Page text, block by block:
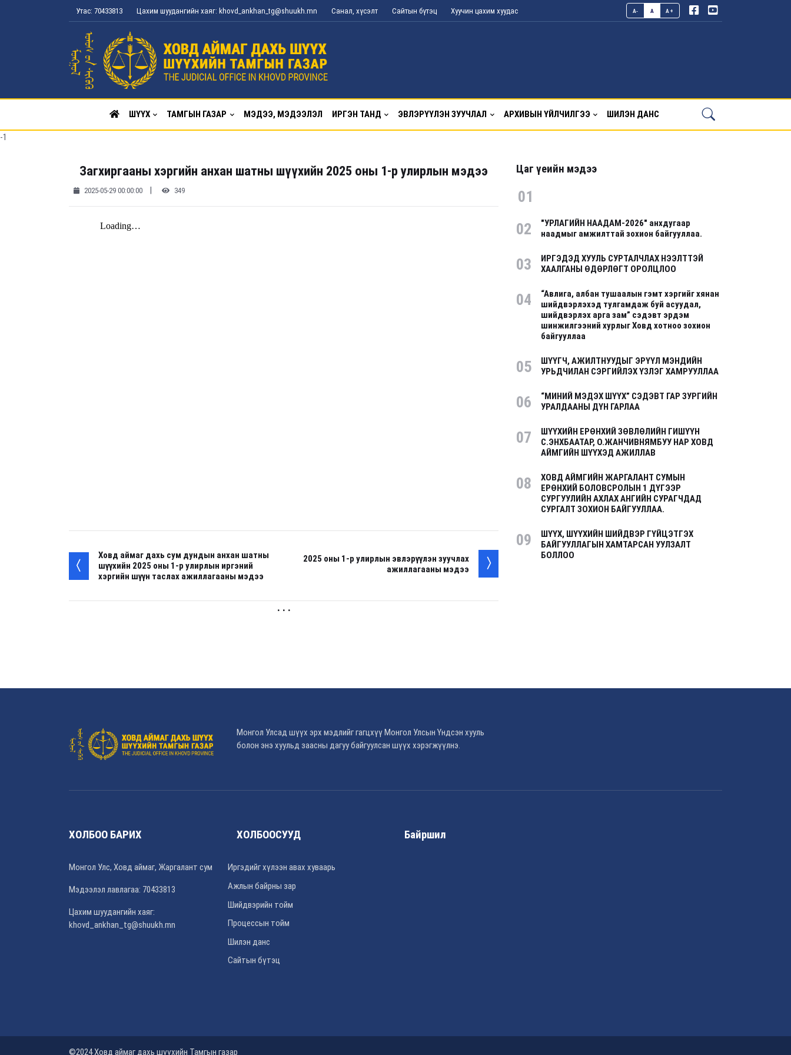
Утас: 70433813 Цахим шуудангийн хаяг: khovd_ankhan_tg@shuukh.mn Санал, хүсэлт Сайтын бүтэц Хуучин цахим хуудас A- A A+
ШҮҮХ ТАМГЫН ГАЗАР МЭДЭЭ, МЭДЭЭЛЭЛ ИРГЭН ТАНД ЭВЛЭРҮҮЛЭН ЗУУЧЛАЛ АРХИВЫН ҮЙЛЧИЛГЭЭ ШИЛЭН ДАНС
-1
Загхиргааны хэргийн анхан шатны шүүхийн 2025 оны 1-р улирлын мэдээ
2025-05-29 00:00:00 | 349
Ховд аймаг дахь сум дундын анхан шатны
шүүхийн 2025 оны 1-р улирлын иргэний
хэргийн шүүн таслах ажиллагааны мэдээ
2025 оны 1-р улирлын эвлэрүүлэн зуучлах
ажиллагааны мэдээ
. . .
Цаг үеийн мэдээ
01
02
"УРЛАГИЙН НААДАМ-2026" анхдугаар
наадмыг амжилттай зохион байгууллаа.
03
ИРГЭДЭД ХУУЛЬ СУРТАЛЧЛАХ НЭЭЛТТЭЙ
ХААЛГАНЫ ӨДӨРЛӨГТ ОРОЛЦЛОО
04
“Авлига, албан тушаалын гэмт хэргийг хянан
шийдвэрлэхэд тулгамдаж буй асуудал,
шийдвэрлэх арга зам” сэдэвт эрдэм
шинжилгээний хурлыг Ховд хотноо зохион
байгууллаа
05
ШҮҮГЧ, АЖИЛТНУУДЫГ ЭРҮҮЛ МЭНДИЙН
УРЬДЧИЛАН СЭРГИЙЛЭХ ҮЗЛЭГ ХАМРУУЛЛАА
06
“МИНИЙ МЭДЭХ ШҮҮХ” СЭДЭВТ ГАР ЗУРГИЙН
УРАЛДААНЫ ДҮН ГАРЛАА
07
ШҮҮХИЙН ЕРӨНХИЙ ЗӨВЛӨЛИЙН ГИШҮҮН
С.ЭНХБААТАР, О.ЖАНЧИВНЯМБУУ НАР ХОВД
АЙМГИЙН ШҮҮХЭД АЖИЛЛАВ
08
ХОВД АЙМГИЙН ЖАРГАЛАНТ СУМЫН
ЕРӨНХИЙ БОЛОВСРОЛЫН 1 ДҮГЭЭР
СУРГУУЛИЙН АХЛАХ АНГИЙН СУРАГЧДАД
СУРГАЛТ ЗОХИОН БАЙГУУЛЛАА.
09
ШҮҮХ, ШҮҮХИЙН ШИЙДВЭР ГҮЙЦЭТГЭХ
БАЙГУУЛЛАГЫН ХАМТАРСАН УУЛЗАЛТ
БОЛЛОО
Монгол Улсад шүүх эрх мэдлийг гагцхүү Монгол Улсын Үндсэн хууль
болон энэ хуульд заасны дагуу байгуулсан шүүх хэрэгжүүлнэ.
ХОЛБОО БАРИХ
Монгол Улс, Ховд аймаг, Жаргалант сум
Мэдээлэл лавлагаа: 70433813
Цахим шуудангийн хаяг:
khovd_ankhan_tg@shuukh.mn
ХОЛБООСУУД
Иргэдийг хүлээн авах хуваарь
Ажлын байрны зар
Шийдвэрийн тойм
Процессын тойм
Шилэн данс
Сайтын бүтэц
Байршил
©2024 Ховд аймаг дахь шүүхийн Тамгын газар